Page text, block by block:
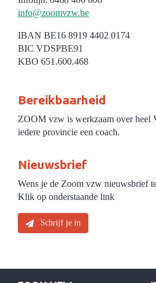
info@zoomvzw.be
IBAN BE16 8919 4402 0174
BIC VDSPBE91
KBO 651.600.468
Bereikbaarheid
ZOOM vzw is werkzaam over heel
iedere provincie een coach.
Nieuwsbrief
Wens je de Zoom vzw nieuwsbrief
Klik op onderstaande link
Schrijf je in